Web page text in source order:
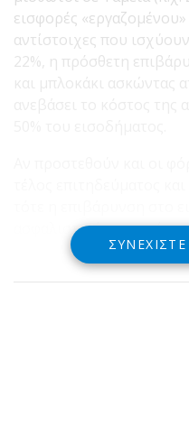
εισφορές
αντίστοιχες που
22%, η πρόσθετη
και μπλοκάκι ασκώντας
ασφαλιστική εισφορά